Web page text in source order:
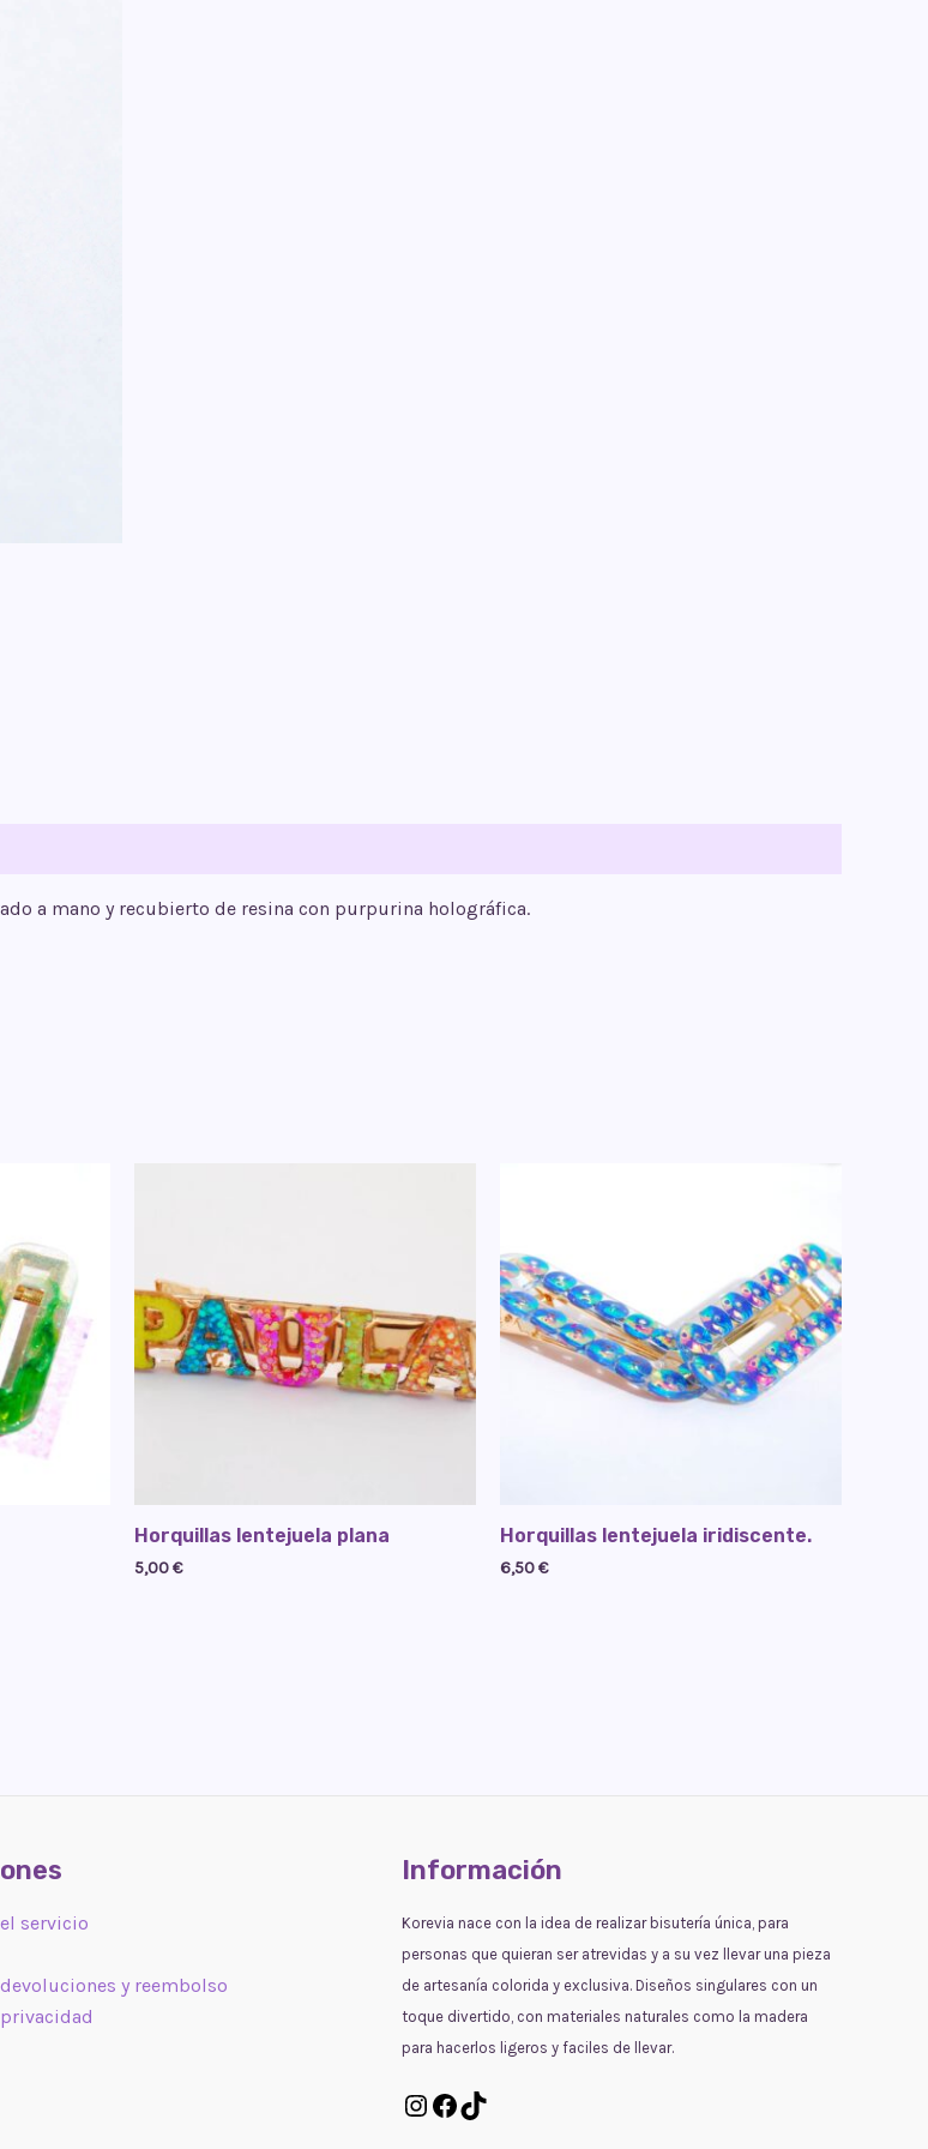
a mano y recubierto de resina con purpurina holográfica.
Horquillas lentejuela plana
5,00€
Horquillas lentejuela iridiscente.
6,50€
servicio
y reembolso
Información
Korevia nace con la idea de realizar bisutería única, para
personas que quieran ser atrevidas y a su vez llevar una pieza
de artesanía colorida y exclusiva. Diseños singulares con un
toque divertido, con materiales naturales como la madera
para hacerlos ligeros y faciles de llevar.
Instagram
Facebook